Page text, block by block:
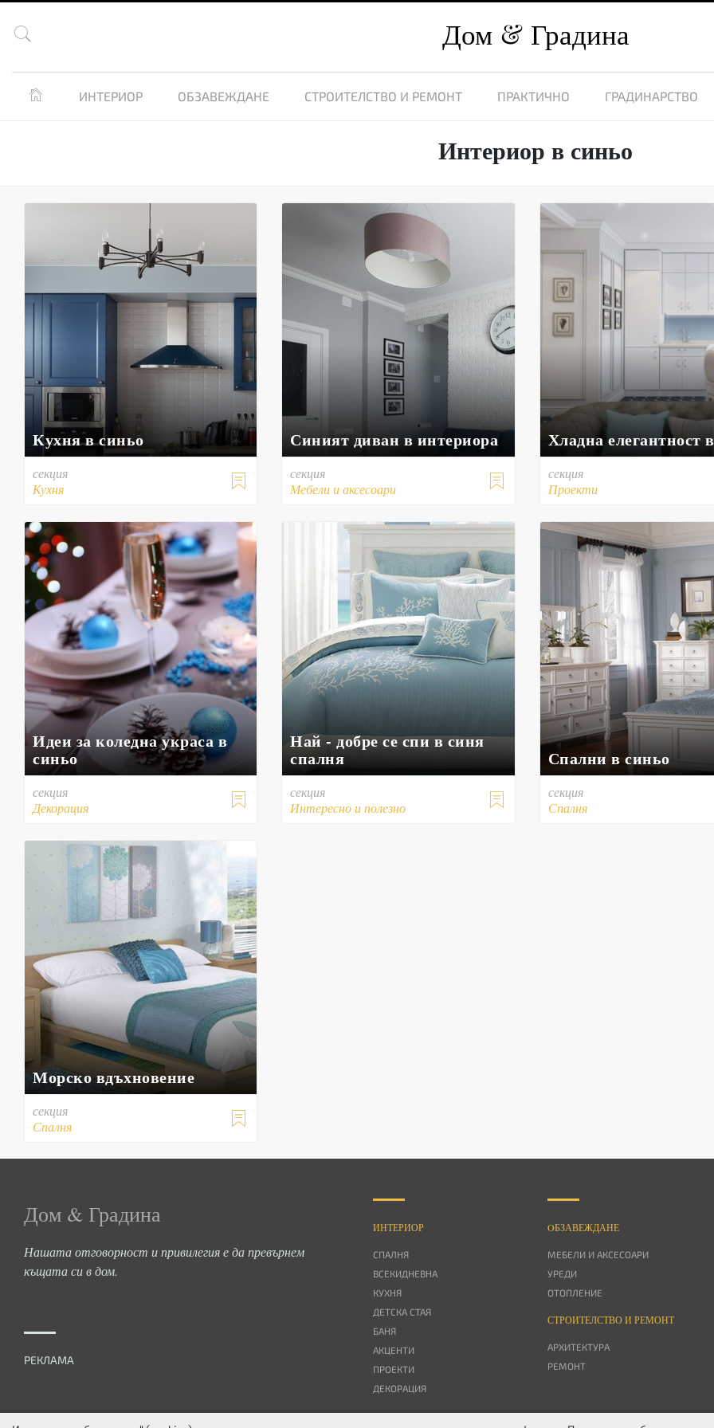
 Дом Градина
 ИНТЕРИОР ОБЗАВЕЖДАНЕ СТРОИТЕЛСТВО И РЕМОНТ ПРАКТИЧНО ГРАДИНАРСТВО
Интериор в синьо
Кухня в синьо

секция
Кухня
Синият диван в интериора

секция
Мебели и аксесоари
Хладна елегантност
секция
Проекти
Идеи за коледна украса в
синьо

секция
Декорация
Най - добре се спи в синя
спалня

секция
Интересно и полезно
Спални в синьо
секция
Спалня
Морско вдъхновение

секция
Спалня
Дом & Градина
Нашата отговорност и привилегия е да превърнем
къщата си в дом.
РЕКЛАМА
ИНТЕРИОР
СПАЛНЯ
ВСЕКИДНЕВНА
КУХНЯ
ДЕТСКА СТАЯ
БАНЯ
АКЦЕНТИ
ПРОЕКТИ
ДЕКОРАЦИЯ
OБЗАВЕЖДАНЕ
МЕБЕЛИ И АКСЕСОАРИ
УРЕДИ
ОТОПЛЕНИЕ
СТРОИТЕЛСТВО И РЕМОНТ
АРХИТЕКТУРА
РЕМОНТ